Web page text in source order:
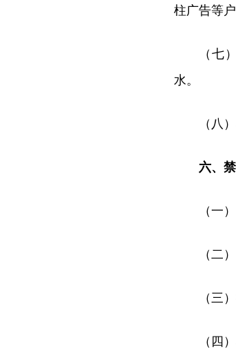
柱广告等户
（七
水。
（八
六、
（一
（二
（三
（四